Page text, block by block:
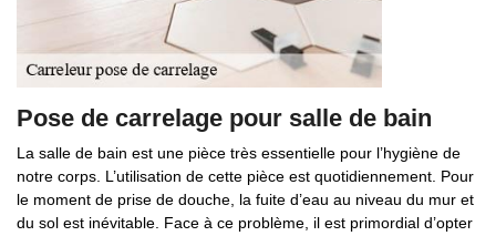
Pose de carrelage pour salle de bain
La salle de bain est une pièce très essentielle pour l’hygiène de
notre corps. L’utilisation de cette pièce est quotidiennement. Pour
le moment de prise de douche, la fuite d’eau au niveau du mur et
du sol est inévitable. Face à ce problème, il est primordial d’opter